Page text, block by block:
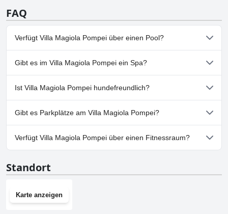
FAQ
Verfügt Villa Magiola Pompei über einen Pool?
Nein, Villa Magiola Pompei hat keinen Pool.
Gibt es im Villa Magiola Pompei ein Spa?
Nein, ein Spa ist im Villa Magiola Pompei nicht vorhanden.
Ist Villa Magiola Pompei hundefreundlich?
Nein, Villa Magiola Pompei erlaubt keine Hunde.
Gibt es Parkplätze am Villa Magiola Pompei?
Ja, Parkmöglichkeiten sind im Villa Magiola Pompei vorhanden.
Verfügt Villa Magiola Pompei über einen Fitnessraum?
Standort
Karte anzeigen